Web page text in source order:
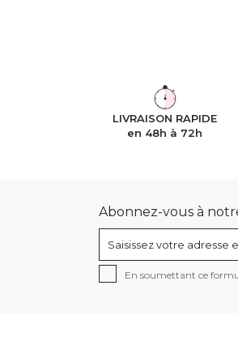
LIVRAISON RAPIDE
en 48h à 72h
Abonnez-vous à
En soumettant ce